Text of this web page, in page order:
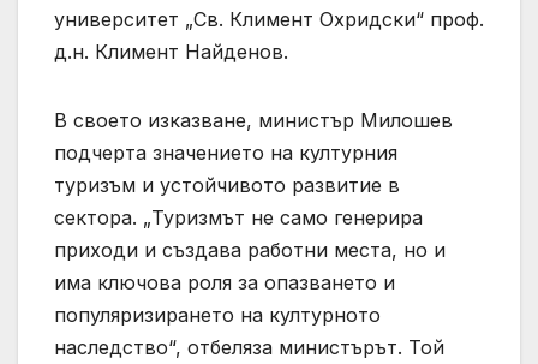
университет „Св. Климент Охридски“ проф.
д.н. Климент Найденов.
В своето изказване, министър Милошев
подчерта значението на културния
туризъм и устойчивото развитие в
сектора. „Туризмът не само генерира
приходи и създава работни места, но и
има ключова роля за опазването и
популяризирането на културното
наследство“, отбеляза министърът. Той